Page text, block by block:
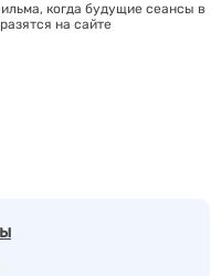
когда будущие сеансы в
на сайте